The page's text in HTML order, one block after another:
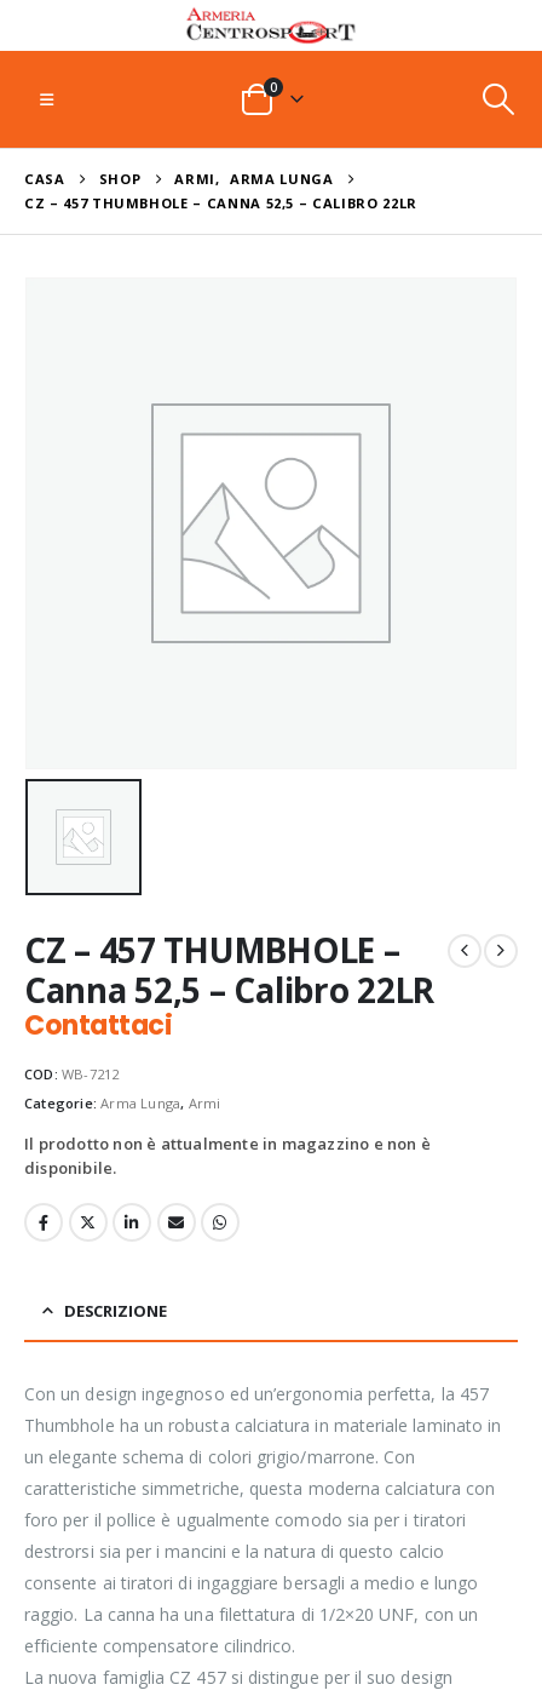
0
CASA SHOP ARMI,
ARMA LUNGA
CZ – 457 THUMBHOLE – CANNA 52,5 – CALIBRO 22LR
CZ – 457 THUMBHOLE –
Canna 52,5 – Calibro 22LR
Contattaci
COD: WB-7212
Categorie:Arma Lunga, Armi
Il prodotto non è attualmente in magazzino e non è
disponibile.
DESCRIZIONE
Con un design ingegnoso ed un’ergonomia perfetta, la 457
Thumbhole ha un robusta calciatura in materiale laminato in
un elegante schema di colori grigio/marrone. Con
caratteristiche simmetriche, questa moderna calciatura con
foro per il pollice è ugualmente comodo sia per i tiratori
destrorsi sia per i mancini e la natura di questo calcio
consente ai tiratori di ingaggiare bersagli a medio e lungo
raggio. La canna ha una filettatura di 1/2×20 UNF, con un
efficiente compensatore cilindrico.
La nuova famiglia CZ 457 si distingue per il suo design